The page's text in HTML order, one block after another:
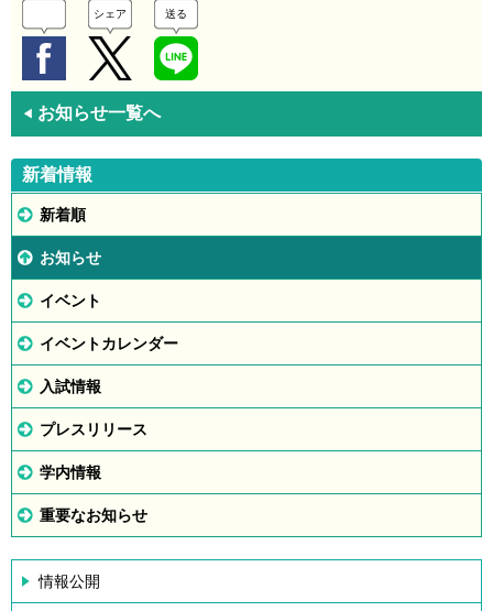
シェア 送る
◀ お知らせ一覧へ
新着情報
新着順
お知らせ
イベント
イベントカレンダー
入試情報
プレスリリース
学内情報
重要なお知らせ
情報公開